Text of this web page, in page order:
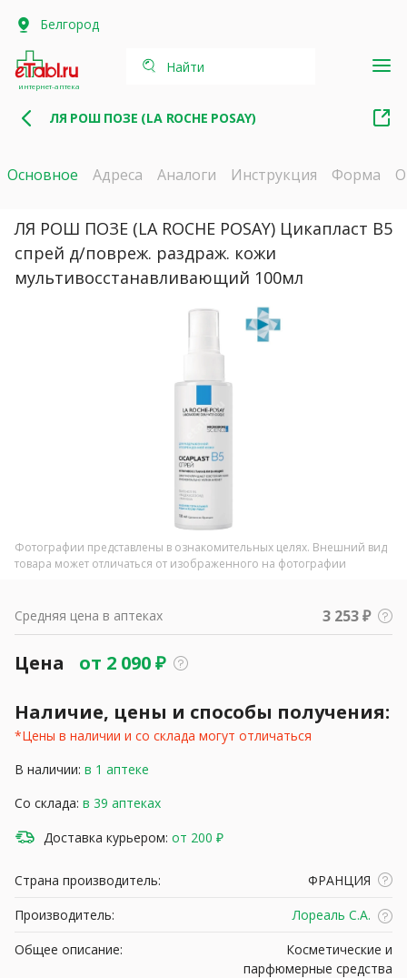
Белгород
интернет-аптека
Найти
ЛЯ РОШ ПОЗЕ (LA ROCHE POSAY)
Основное Адреса Аналоги Инструкция Форма
ЛЯ РОШ ПОЗЕ (LA ROCHE POSAY) Цикапласт В5
спрей д/повреж. раздраж. кожи
мультивосстанавливающий 100мл
Фотографии представлены в ознакомительных целях. Внешний вид
товара может отличаться от изображенного на фотографии
Средняя цена в аптеках 3 253 ₽
Цена от 2 090₽
Наличие, цены и способы получения:
*Цены в наличии и со склада могут отличаться
В наличии: в 1 аптеке
Со склада: в 39 аптеках
Доставка курьером: от 200 ₽
Страна производитель:
ФРАНЦИЯ
Производитель:
Лореаль С.А.
Общее описание:
Косметические и
парфюмерные средства